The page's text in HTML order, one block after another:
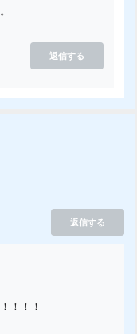
返信する
返信する
！！！